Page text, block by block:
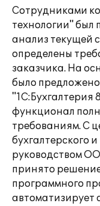
Сотрудниками
технологии" был
анализ текущей
определены
заказчика. На
было
"1С:Бухгалтерия
функционал
требованиям. С
бухгалтерского
руководством
принято
программного
автоматизирует